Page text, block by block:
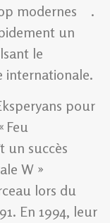
modernes .
un
le
internationale.
pour
Feu
un succès
W »
lors du
En 1994, leur